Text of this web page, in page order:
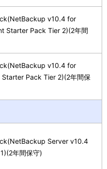
v10.4 for
Starter Pack Tier 2)(2年間
v10.4 for
Pack Tier 2)(2年間保
Server v10.4
年間保守)